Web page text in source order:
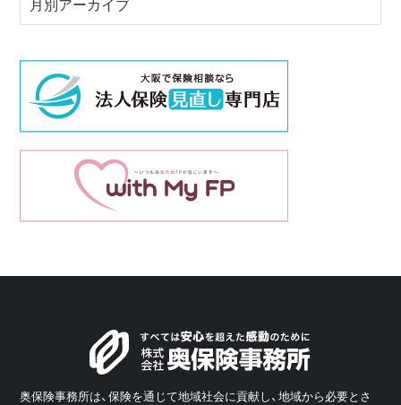
奥保険事務所は、保険を通じて地域社会に貢献し、地域から必要とさ